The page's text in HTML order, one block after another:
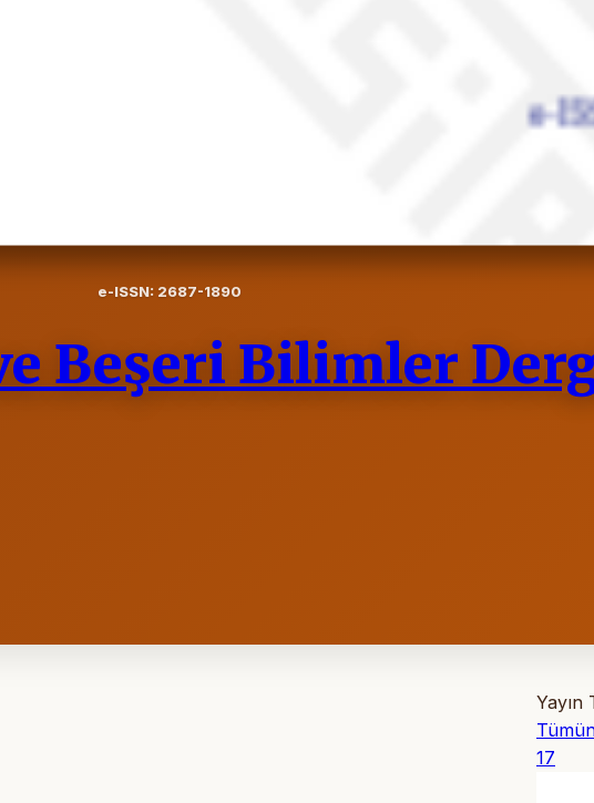
e-ISSN: 2687-1890
Beşeri Bilimler
Yayın
17